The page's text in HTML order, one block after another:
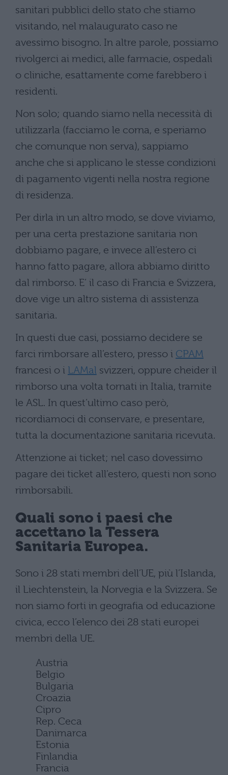
sanitari pubblici dello stato che stiamo
visitando, nel malaugurato caso ne
avessimo bisogno. In altre parole, possiamo
rivolgerci ai medici, alle farmacie, ospedali
o cliniche, esattamente come farebbero i
residenti.
Non solo; quando siamo nella necessità di
utilizzarla (facciamo le corna, e speriamo
che comunque non serva), sappiamo
anche che si applicano le stesse condizioni
di pagamento vigenti nella nostra regione
di residenza.
Per dirla in un altro modo, se dove viviamo,
per una certa prestazione sanitaria non
dobbiamo pagare, e invece all’estero ci
hanno fatto pagare, allora abbiamo diritto
dal rimborso. E’ il caso di Francia e Svizzera,
dove vige un altro sistema di assistenza
sanitaria.
In questi due casi, possiamo decidere se
farci rimborsare all’estero, presso i CPAM
francesi o i LAMal svizzeri, oppure cheider il
rimborso una volta tornati in Italia, tramite
le ASL. In quest’ultimo caso però,
ricordiamoci di conservare, e presentare,
tutta la documentazione sanitaria ricevuta.
Attenzione ai ticket; nel caso dovessimo
pagare dei ticket all’estero, questi non sono
rimborsabili.
Quali sono i paesi che
accettano la Tessera
Sanitaria Europea.
Sono i 28 stati membri dell’UE, più l’Islanda,
il Liechtenstein, la Norvegia e la Svizzera. Se
non siamo forti in geografia od educazione
civica, ecco l’elenco dei 28 stati europei
membri della UE.
Austria
Belgio
Bulgaria
Croazia
Cipro
Rep. Ceca
Danimarca
Estonia
Finlandia
Francia